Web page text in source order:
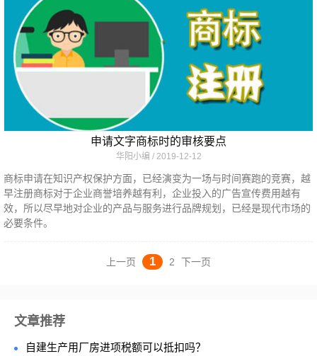
申请文字商标时的审核要点
华阳小编 2019-12-12
商标申请在知识产权保护方面，已经演变为一场与时间赛跑的竞赛，越
早注册商标对于企业商誉培养越有利，企业投入的广告宣传费用越有
效，所以尽早地对企业的产品与服务进行品牌规划，已经是现代市场的
必要条件。
上一页 1 2 下一页
文章推荐
自建生产用厂房进项税额可以抵扣吗？